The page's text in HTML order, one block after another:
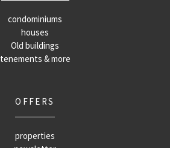
condominiums
houses
Old buildings
tenements & more
OFFERS
properties